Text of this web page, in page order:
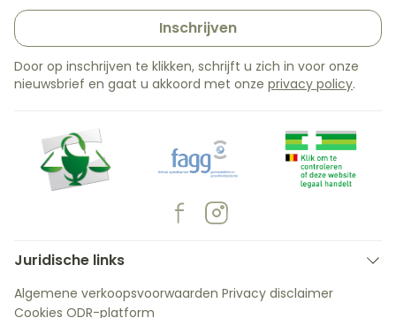
Inschrijven
Door op inschrijven te klikken, schrijft u zich in voor onze
nieuwsbrief en gaat u akkoord met onze privacy policy.
Juridische links
Algemene verkoopsvoorwaarden Privacy disclaimer
Cookies ODR-platform